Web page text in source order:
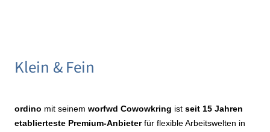
Klein & Fein
ordino mit seinem worfwd Cowowkring ist seit 15 Jahren
etablierteste Premium-Anbieterfür flexible Arbeitswelten in